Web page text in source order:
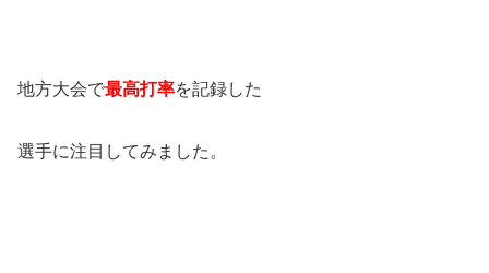
地方大会で最高打率を記録した
選手に注目してみました。